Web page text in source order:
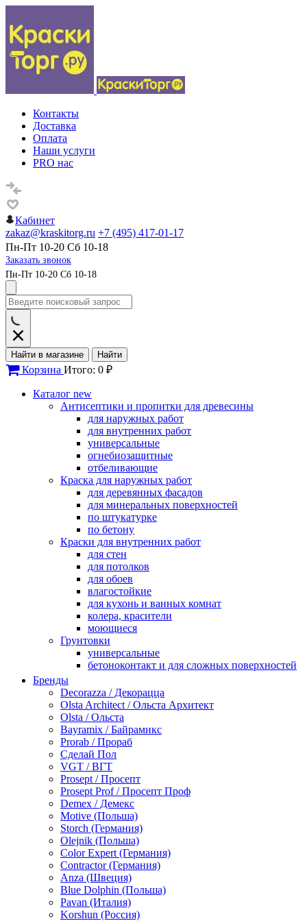
Контакты
Доставка
Оплата
Наши услуги
PRO нас
Кабинет
zakaz@kraskitorg.ru +7 (495) 417-01-17
Пн-Пт 10-20 Сб 10-18
Заказать звонок
Пн-Пт 10-20 Сб 10-18
Найти в магазине Найти
Корзина Итого: 0 ₽
Каталог new
Антисептики и пропитки для древесины
для наружных работ
для внутренних работ
универсальные
огнебиозащитные
отбеливающие
Краска для наружных работ
для деревянных фасадов
для минеральных поверхностей
по штукатурке
по бетону
Краски для внутренних работ
для стен
для потолков
для обоев
влагостойкие
для кухонь и ванных комнат
колера, красители
моющиеся
Грунтовки
универсальные
бетоноконтакт и для сложных поверхностей
по металлу
антикорозийные
под декоративные штукатурки
для гипсокартона
под штукатурку
Герметик
акриловые
силиконовые универсальные, нейтральные
силиконовые санитарные (антигрибковые)
шовные для срубов
для кровли
для каминов
полиуретановые
Декоративные штукатурки и краски
краски для декора, патина
мокрый шелк
венецианские (эффект мрамора)
песок (эффект песчаных вихрей)
декоративная шпаклевка
Бренды
Decorazza / Декорацца
Olsta Architect / Ольста Архитект
Olsta / Ольста
Bayramix / Байрамикс
Prorab / Прораб
Сделай Пол
VGT / ВГТ
Prosept / Просепт
Prosept Prof / Просепт Проф
Demex / Демекс
Motive (Польша)
Storch (Германия)
Olejnik (Польша)
Color Expert (Германия)
Contractor (Германия)
Anza (Швеция)
Blue Dolphin (Польша)
Pavan (Италия)
Korshun (Россия)